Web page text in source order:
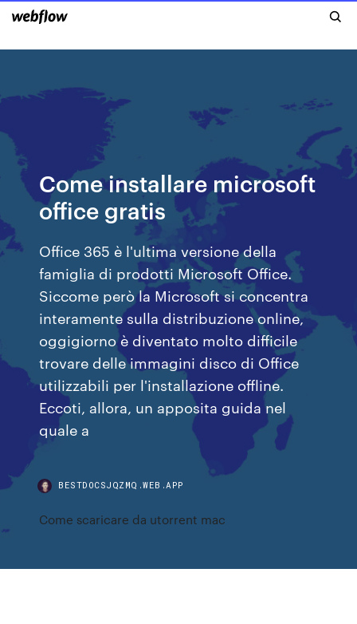
Come installare microsoft
office gratis
Office 365 è l'ultima versione della
famiglia di prodotti Microsoft Office.
Siccome però la Microsoft si concentra
interamente sulla distribuzione online,
oggigiorno è diventato molto difficile
trovare delle immagini disco di Office
utilizzabili per l'installazione offline.
Eccoti, allora, un apposita guida nel
quale a
BESTDOCSJQZMQ.WEB.APP
Come scaricare da utorrent mac